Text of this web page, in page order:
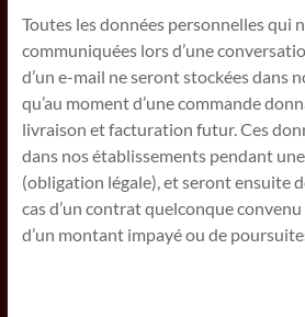
Toutes les données personnelles qui
communiquées lors d’une
d’un e-mail ne seront stockées dans
qu’au moment d’une commande
livraison et facturation futur. Ces
dans nos établissements pendant
(obligation légale), et seront ensuite
cas d’un contrat quelconque
d’un montant impayé ou de